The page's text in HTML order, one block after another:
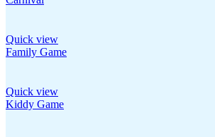
Quick view
Family Game
Quick view
Kiddy Game